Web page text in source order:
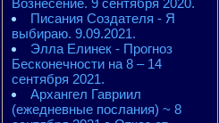
Вознесение. 9 сентября 2020.
Писания Создателя - Я
выбираю. 9.09.2021.
Элла Елинек - Прогноз
Бесконечности на 8 – 14
сентября 2021.
Архангел Гавриил
(ежедневные послания) ~ 8